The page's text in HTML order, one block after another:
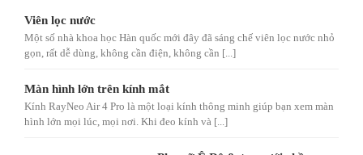
Viên lọc nước
Một số nhà khoa học Hàn quốc mới đây đã sáng chế viên lọc nước nhỏ
gọn, rất dễ dùng, không cần điện, không cần [...]
Màn hình lớn trên kính mắt
Kính RayNeo Air 4 Pro là một loại kính thông minh giúp bạn xem màn
hình lớn mọi lúc, mọi nơi. Khi đeo kính và [...]